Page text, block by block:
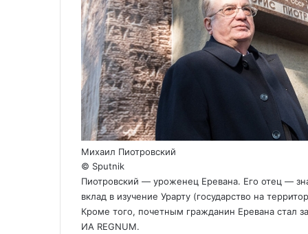
k
i
о
э
л
е
к
т
р
о
н
н
о
й
п
о
ч
т
Михаил Пиотровский
© Sputnik
Пиотровский — уроженец Еревана. Его отец —
вклад в изучение Урарту (государство на
Кроме того, почетным гражданин Еревана стал
ИА REGNUM.